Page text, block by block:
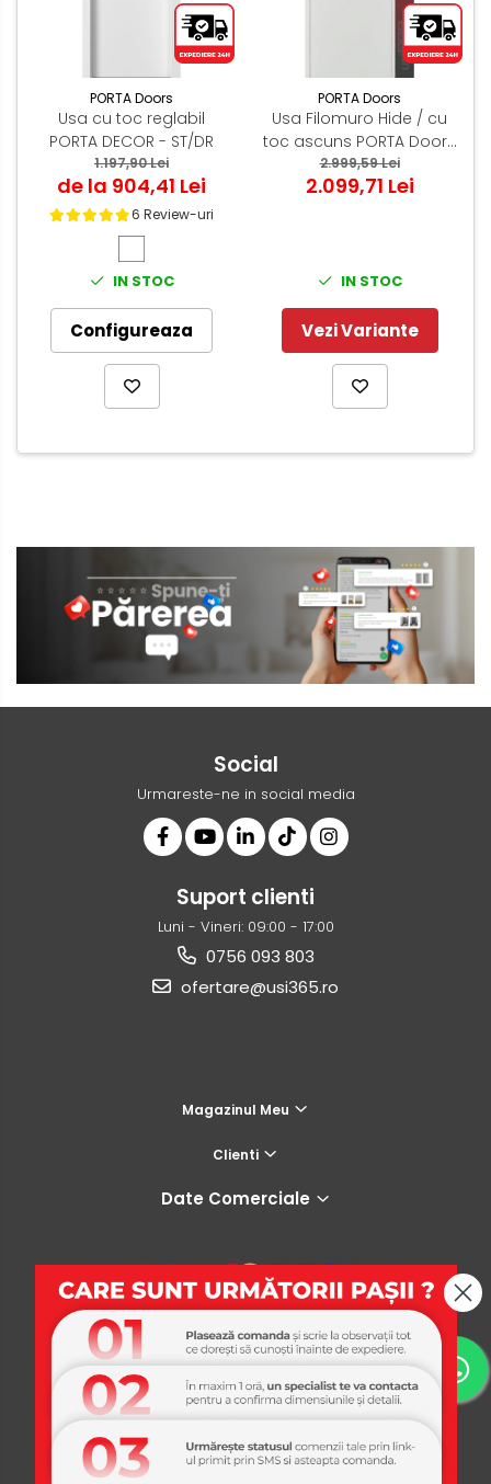
PORTA Doors
Usa cu toc reglabil
PORTA DECOR - ST/DR
1.197,90 Lei
de la 904,41 Lei
6 Review-uri
IN STOC
Configureaza
PORTA Doors
Usa Filomuro Hide / cu
toc ascuns PORTA Doors
Alb - miez PAL Tubular
2.999,59 Lei
2.099,71 Lei
IN STOC
Vezi Variante
Social
Urmareste-ne in social media
Suport clienti
Luni - Vineri: 09:00 - 17:00
0756 093 803
ofertare@usi365.ro
Magazinul Meu
Clienti
Date Comerciale
USI365